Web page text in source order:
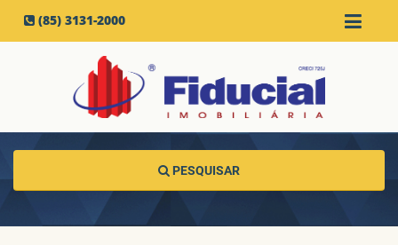
(85) 3131-2000
PESQUISAR